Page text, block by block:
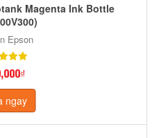
Magenta Ink Bottle
Epson
ngay